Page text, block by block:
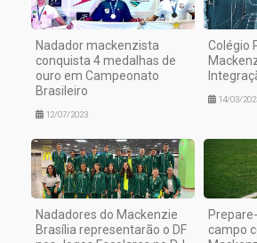
Nadador mackenzista
conquista 4 medalhas de
ouro em Campeonato
Brasileiro
12/07/2023
Colégio
14/03/
Nadadores do Mackenzie
Brasília representarão o DF
campo